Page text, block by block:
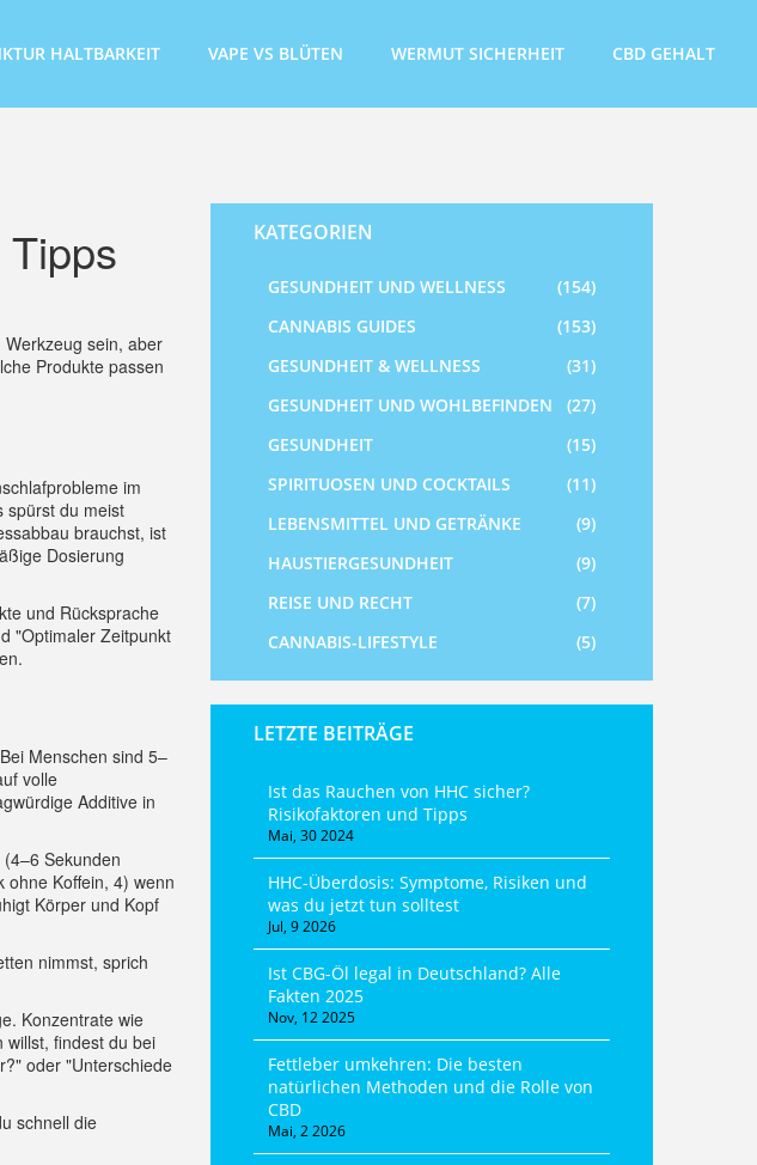
HALTBARKEIT VAPE VS BLÜTEN WERMUT SICHERHEIT CBD GEHALT
sein, aber
Produkte passen
im
spürst du meist
brauchst, ist
Dosierung
und Rücksprache
"Optimaler Zeitpunkt
Menschen sind 5–
volle
Additive in
Sekunden
Koffein, 4) wenn
Körper und Kopf
nimmst, sprich
Konzentrate wie
willst, findest du bei
oder "Unterschiede
schnell die
KATEGORIEN
GESUNDHEIT UND WELLNESS
(154)
CANNABIS GUIDES
(153)
GESUNDHEIT & WELLNESS
(31)
GESUNDHEIT UND WOHLBEFINDEN
(27)
GESUNDHEIT
(15)
SPIRITUOSEN UND COCKTAILS
(11)
LEBENSMITTEL UND GETRÄNKE
(9)
HAUSTIERGESUNDHEIT
(9)
REISE UND RECHT
(7)
CANNABIS-LIFESTYLE
(5)
LETZTE BEITRÄGE
Ist das Rauchen von HHC sicher?
Risikofaktoren und Tipps
Mai, 30 2024
HHC-Überdosis: Symptome, Risiken und
was du jetzt tun solltest
Jul, 9 2026
Ist CBG-Öl legal in Deutschland? Alle
Fakten 2025
Nov, 12 2025
Fettleber umkehren: Die besten
natürlichen Methoden und die Rolle von
CBD
Mai, 2 2026